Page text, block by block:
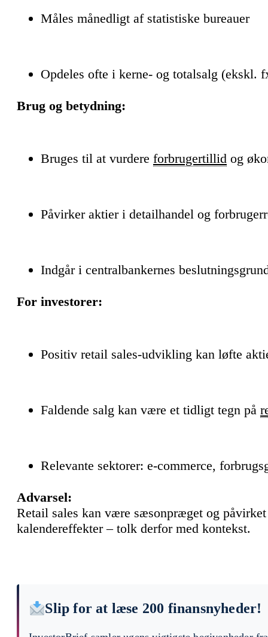
Måles månedligt af statistiske bureauer
Opdeles ofte i kerne- og totalsalg (ekskl.
Brug og betydning:
Bruges til at vurdere forbrugertillid og
Påvirker aktier i detailhandel og
Indgår i centralbankernes
For investorer:
Positiv retail sales-udvikling kan løfte
Faldende salg kan være et tidligt tegn på
Relevante sektorer: e-commerce,
Advarsel:
Retail sales kan være sæsonpræget og
kalendereffekter – tolk derfor med kontekst.
Slip for at læse 200 finansnyheder!